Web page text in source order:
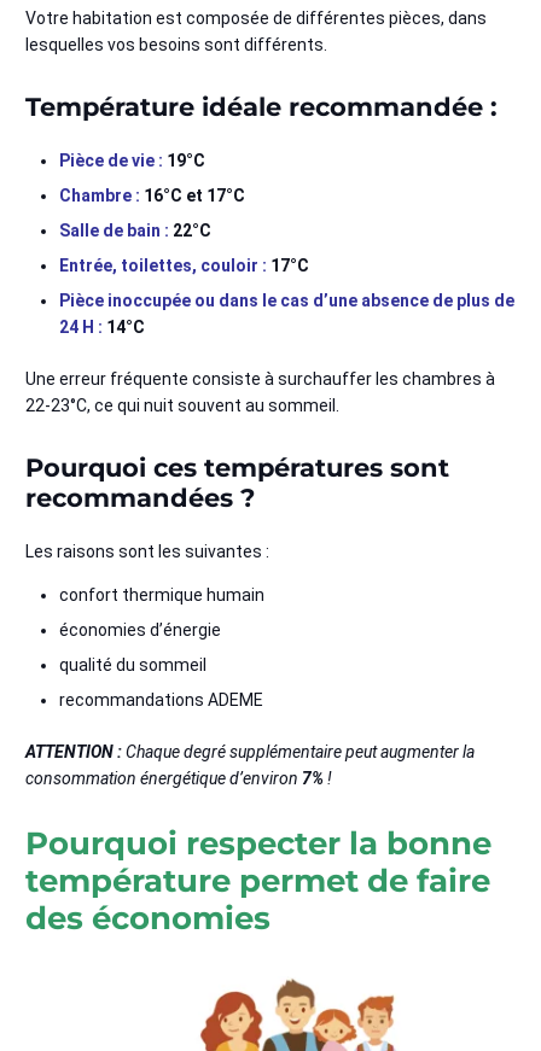
Votre habitation est composée de différentes pièces, dans
lesquelles vos besoins sont différents.
Température idéale recommandée :
Pièce de vie : 19°C
Chambre : 16°C et 17°C
Salle de bain : 22°C
Entrée, toilettes, couloir : 17°C
Pièce inoccupée ou dans le cas d’une absence de plus de
24 H : 14°C
Une erreur fréquente consiste à surchauffer les chambres à
22-23°C, ce qui nuit souvent au sommeil.
Pourquoi ces températures sont
recommandées ?
Les raisons sont les suivantes :
confort thermique humain
économies d’énergie
qualité du sommeil
recommandations ADEME
ATTENTION :Chaque degré supplémentaire peut augmenter la
consommation énergétique d’environ 7%!
Pourquoi respecter la bonne
température permet de faire
des économies